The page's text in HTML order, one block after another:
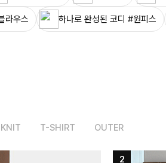
라우스 하나로 완성된 코디 #원피스
KNIT T-SHIRT OUTER